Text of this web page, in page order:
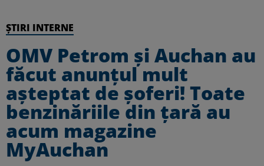
ȘTIRI INTERNE
OMV Petrom şi Auchan au
făcut anunțul mult
așteptat de șoferi! Toate
benzinăriile din țară au
acum magazine
MyAuchan